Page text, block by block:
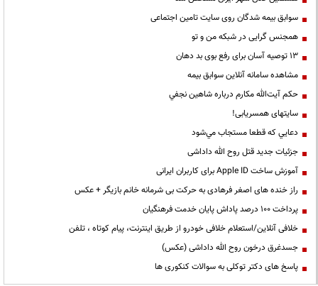
سوابق بیمه شدگان روی سایت تامین اجتماعی
همجنس گرایی در شبکه من و تو
13 توصیه آسان برای رفع بوی بد دهان
مشاهده سامانه آنلاين سوابق بیمه
حكم آيت‌الله مكارم درباره شاهين نجفي
سایتهای همسریابی!
دعايي كه قطعا مستجاب مي‌شود
جزئیات جدید قتل روح الله داداشی
آموزش ساخت Apple ID برای کاربران ایرانی
راز خنده های اصغر فرهادی به حرکت بی شرمانه خانم بازیگر + عکس
پرداخت ۱۰۰ درصد پاداش پایان خدمت فرهنگیان
خلافی آنلاین/استعلام خلافی خودرو از طریق اینترنت، پیام کوتاه ، تلفن
جسدغرق درخون روح الله داداشی (عکس)
پاسخ های دکتر توکلی به سوالات کنکوری ها